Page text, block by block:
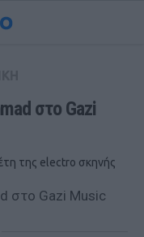
στο Gazi
της electro σκηνής